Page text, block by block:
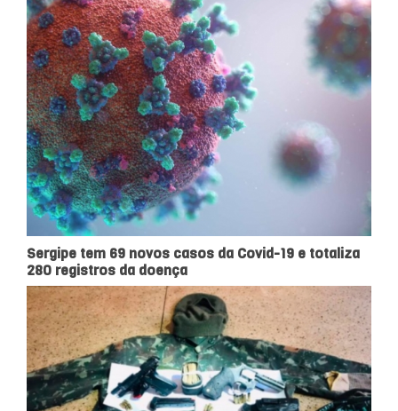
Sergipe tem 69 novos casos da Covid-19 e totaliza
280 registros da doença